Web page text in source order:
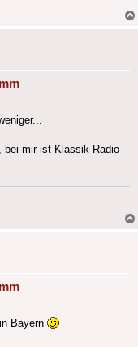
bei mir ist Klassik Radio
Bayern